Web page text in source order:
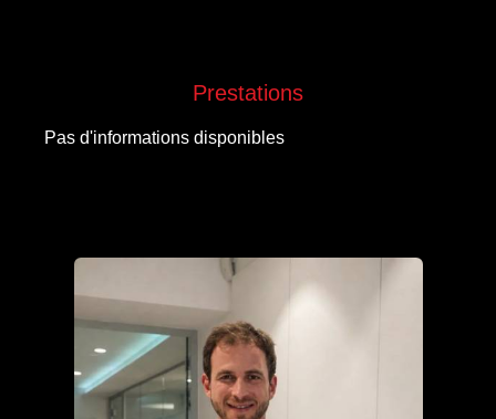
Prestations
Pas d'informations disponibles